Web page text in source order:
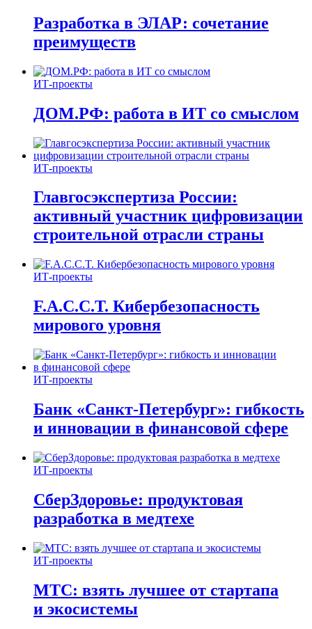
Разработка в ЭЛАР: сочетание
преимуществ
ИТ-проекты
ДОМ.РФ: работа в ИТ со смыслом
ИТ-проекты
Главгосэкспертиза России:
активный участник цифровизации
строительной отрасли страны
ИТ-проекты
F.A.C.C.T. Кибербезопасность
мирового уровня
ИТ-проекты
Банк «Санкт-Петербург»: гибкость
и инновации в финансовой сфере
ИТ-проекты
СберЗдоровье: продуктовая
разработка в медтехе
ИТ-проекты
МТС: взять лучшее от стартапа
и экосистемы